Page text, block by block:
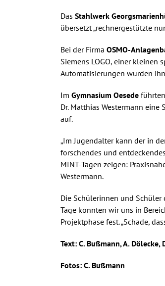
Das Stahlwerk
übersetzt „rechnergestützte
Bei der Firma OSMO-
Siemens LOGO, einer
Automatisierungen wurden
Im Gymnasium Oesede
Dr. Matthias Westermann
auf.
„Im Jugendalter kann der in
forschendes und
MINT-Tagen zeigen:
Westermann.
Die Schülerinnen und Schüler
Tage konnten wir uns in
Projektphase fest. „Schade,
Text: C. Bußmann, A.
Fotos: C. Bußmann